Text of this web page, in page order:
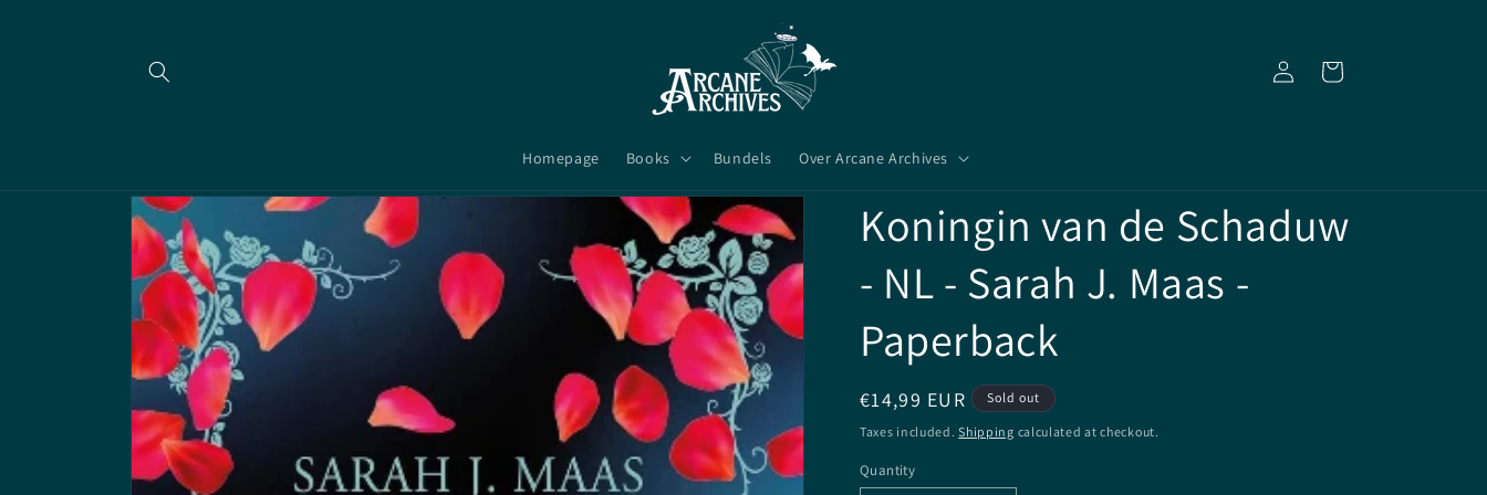
Homepage Books Bundels Over Arcane Archives
Log
in
Cart
Skip to
product
information
Koningin van de Schaduw
- NL - Sarah J. Maas -
Paperback
Regular
price
€14,99 EUR Sold out
Taxes included.Shipping calculated at checkout.
Quantity
Quantity